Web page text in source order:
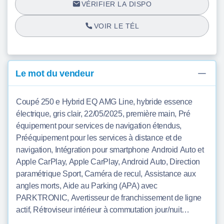
VÉRIFIER LA DISPO
VOIR LE TÉL
Le mot du vendeur
Coupé 250 e Hybrid EQ AMG Line, hybride essence
électrique, gris clair, 22/05/2025, première main, Pré
équipement pour services de navigation étendus,
Prééquipement pour les services à distance et de
navigation, Intégration pour smartphone Android Auto et
Apple CarPlay, Apple CarPlay, Android Auto, Direction
paramétrique Sport, Caméra de recul, Assistance aux
angles morts, Aide au Parking (APA) avec
PARKTRONIC, Avertisseur de franchissement de ligne
actif, Rétroviseur intérieur à commutation jour/nuit